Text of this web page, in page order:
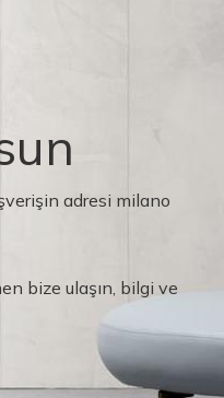
adresi milano
bize ulaşın, bilgi ve